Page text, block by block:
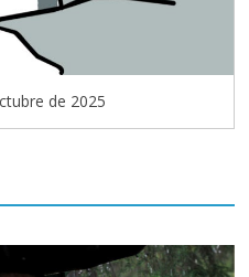
de 2025